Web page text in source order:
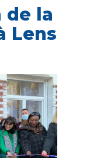
de la
Lens